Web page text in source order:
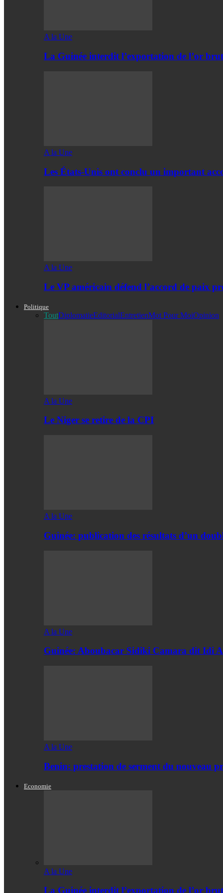
A la Une
La Guinée interdit l’exportation de l’or brut
A la Une
Les États-Unis ont conclu un important
A la Une
Le VP américain défend l’accord de paix
Politique
ToutDiplomatieEditorialEntretienMot Pour MoiOpinion
A la Une
Le Niger se retire de la CPI
A la Une
Guinée: publication des résultats d’un
A la Une
Guinée: Aboubacar Sidiki Camara dit Idi
A la Une
Benin: prestation de serment du nouveau
Economie
A la Une
La Guinée interdit l’exportation de l’or brut